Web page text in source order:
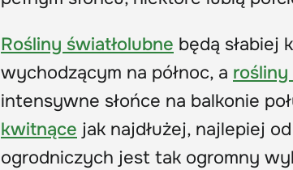
Rośliny światłolubne będą słabiej
wychodzącym na północ, a
intensywne słońce na balkonie
kwitnące jak najdłużej, najlepiej
ogrodniczych jest tak ogromny